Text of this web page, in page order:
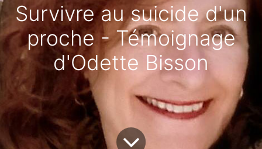
Survivre au suicide d'un
proche - Témoignage
d'Odette Bisson